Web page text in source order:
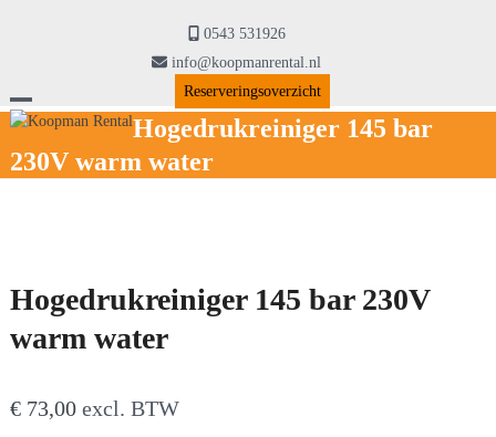
0543 531926
info@koopmanrental.nl
Reserveringsoverzicht
Open
mobile
Close
mobile
Hogedrukreiniger 145 bar
230V warm water
Hogedrukreiniger 145 bar 230V
warm water
€73,00excl. BTW